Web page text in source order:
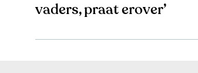
vaders, praat erover’